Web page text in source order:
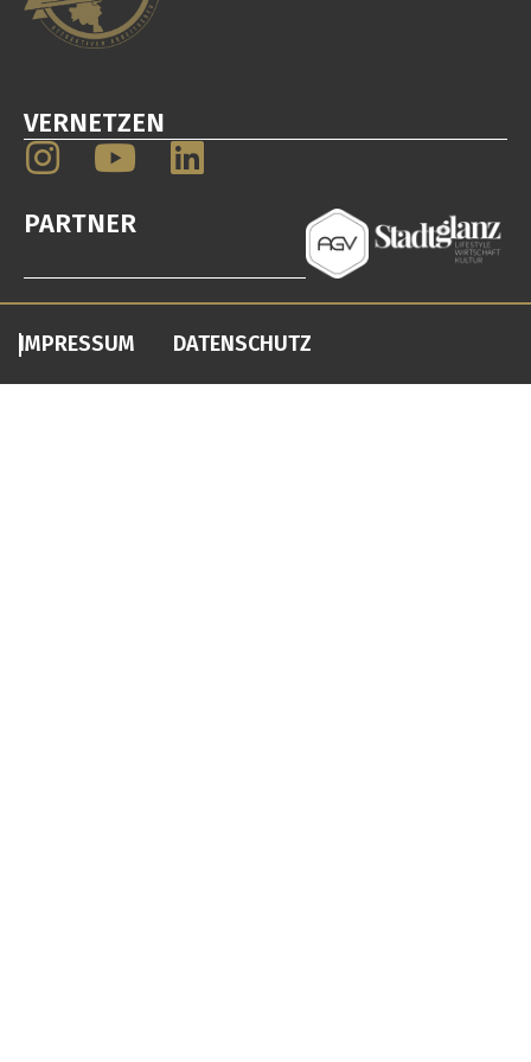
VERNETZEN
PARTNER
IMPRESSUM DATENSCHUTZ